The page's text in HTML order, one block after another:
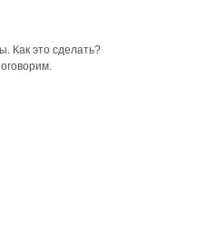
Как это сделать?